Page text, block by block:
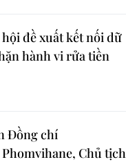
đề xuất kết nối dữ
hành vi rửa tiền
Đồng chí
Chủ tịch